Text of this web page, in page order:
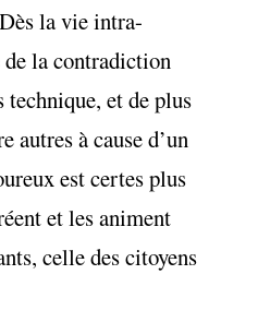
la vie intra-
la contradiction
et de plus
autres à cause d’un
est certes plus
et les animent
celle des citoyens